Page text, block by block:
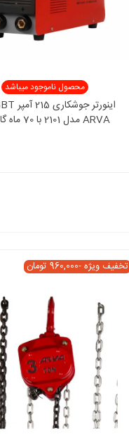
محصول ناموجود میباشد
ARVA مدل 2101 با 70 ماه گارانتی
تخفیف ویژه-960,000 تومان